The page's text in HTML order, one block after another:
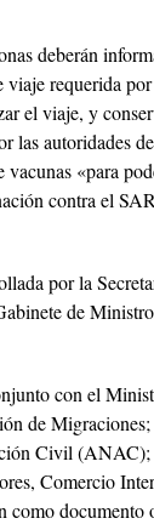
deberán
viaje requerida
el viaje, y
las autoridades
vacunas «para
contra el
por la
de
con el
de
Civil
Comercio
como documento